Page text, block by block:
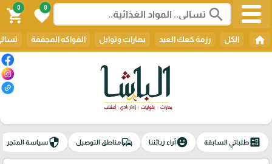
search
0
favorite
0
shopping_cart
home الكل رزمة كعك العيد بهارات وتوابل الفواكه المجففة
ballotطلباتي السابقة emoji_emotionsآراء زبائننا commuteمناطق التوصيل securityسياسة المتجر